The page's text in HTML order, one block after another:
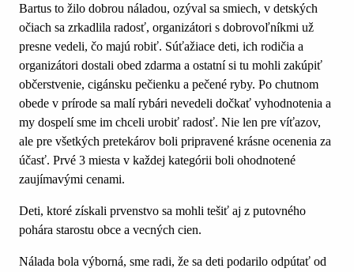
Bartus to žilo dobrou náladou, ozýval sa smiech, v detských
očiach sa zrkadlila radosť, organizátori s dobrovoľníkmi už
presne vedeli, čo majú robiť. Súťažiace deti, ich rodičia a
organizátori dostali obed zdarma a ostatní si tu mohli zakúpiť
občerstvenie, cigánsku pečienku a pečené ryby. Po chutnom
obede v prírode sa malí rybári nevedeli dočkať vyhodnotenia a
my dospelí sme im chceli urobiť radosť. Nie len pre víťazov,
ale pre všetkých pretekárov boli pripravené krásne ocenenia za
účasť. Prvé 3 miesta v každej kategórii boli ohodnotené
zaujímavými cenami.
Deti, ktoré získali prvenstvo sa mohli tešiť aj z putovného
pohára starostu obce a vecných cien.
Nálada bola výborná, sme radi, že sa deti podarilo odpútať od